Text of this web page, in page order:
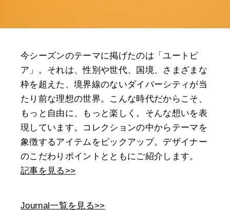
今シーズンのテーマに掲げたのは「ユートピ
ア」。それは、性別や世代、国境、さまざまな
枠を超えた、境界線のないダイバーシティが当
たり前な理想の世界。こんな時代だからこそ、
もっと自由に、もっと楽しく。そんな想いを表
現しています。コレクションの中からテーマを
象徴するアイテムをピックアップ。デザイナー
のこだわりポイントとともにご紹介します。
記事を見る>>
Journal一覧を見る>>